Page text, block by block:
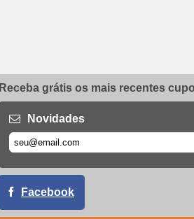
Receba grátis os mais recentes
Novidades
Facebook